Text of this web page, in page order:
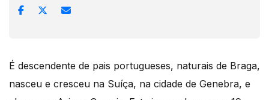
É descendente de pais portugueses, naturais de Braga,
nasceu e cresceu na Suíça, na cidade de Genebra, e